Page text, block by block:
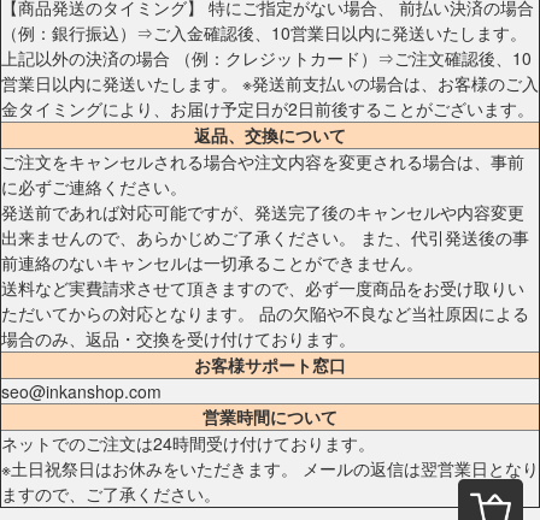
【商品発送のタイミング】 特にご指定がない場合、 前払い決済の場合
（例：銀行振込）⇒ご入金確認後、10営業日以内に発送いたします。
上記以外の決済の場合 （例：クレジットカード）⇒ご注文確認後、10
営業日以内に発送いたします。 ※発送前支払いの場合は、お客様のご入
金タイミングにより、お届け予定日が2日前後することがございます。
返品、交換について
ご注文をキャンセルされる場合や注文内容を変更される場合は、事前
に必ずご連絡ください。
発送前であれば対応可能ですが、発送完了後のキャンセルや内容変更
出来ませんので、あらかじめご了承ください。 また、代引発送後の事
前連絡のないキャンセルは一切承ることができません。
送料など実費請求させて頂きますので、必ず一度商品をお受け取りい
ただいてからの対応となります。 品の欠陥や不良など当社原因による
場合のみ、返品・交換を受け付けております。
お客様サポート窓口
seo@inkanshop.com
営業時間について
ネットでのご注文は24時間受け付けております。
※土日祝祭日はお休みをいただきます。 メールの返信は翌営業日となり
ますので、ご了承ください。